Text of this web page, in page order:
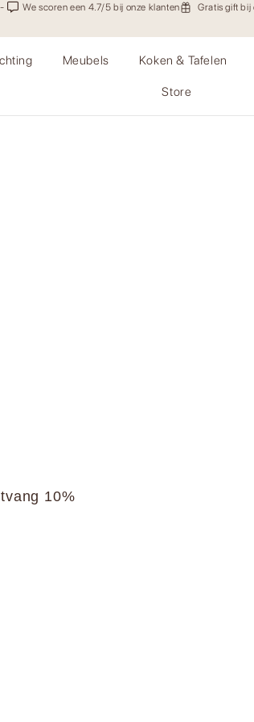
We scoren een 4.7/5 bij onze klanten Gratis gift bij
Meubels Koken & Tafelen
Store
10%